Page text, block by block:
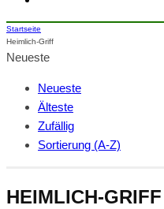
Startseite
Heimlich-Griff
Neueste
Neueste
Älteste
Zufällig
Sortierung (A-Z)
HEIMLICH-GRIFF